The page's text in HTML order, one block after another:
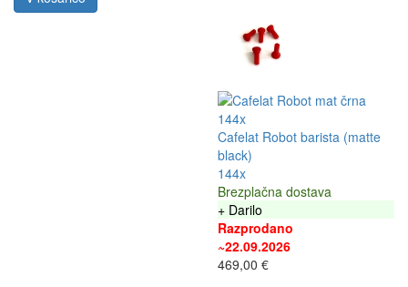
144x
Cafelat Robot barista (matte
black)
144x
Brezplačna dostava
+ Darilo
Razprodano
~22.09.2026
469,00 €